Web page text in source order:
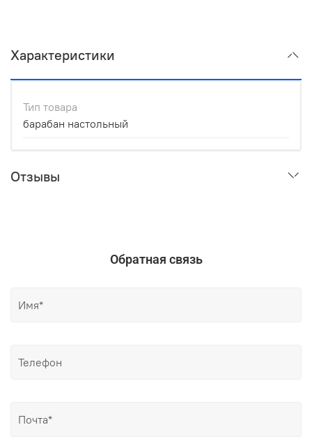
Характеристики
Тип товара
барабан настольный
Отзывы
Обратная связь